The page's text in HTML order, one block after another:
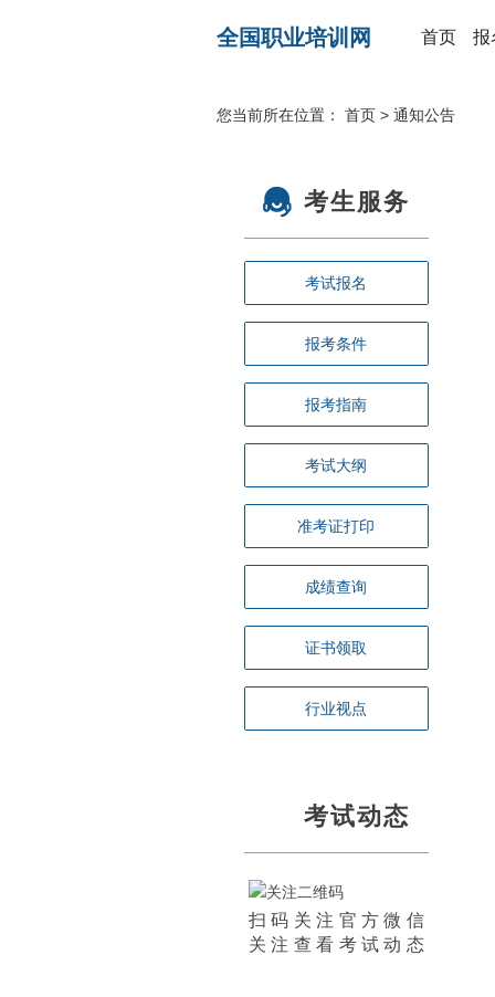
全国职业培训网 首页 报
您当前所在位置： 首页 > 通知公告
考生服务
考试报名
报考条件
报考指南
考试大纲
准考证打印
成绩查询
证书领取
行业视点
考试动态
扫码关注官方微信
关注查看考试动态